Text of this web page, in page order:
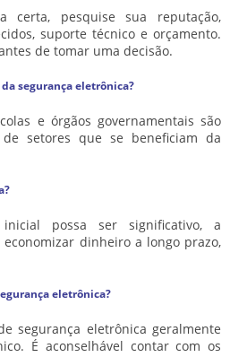
certa, pesquise sua reputação,
suporte técnico e orçamento.
de tomar uma decisão.
segurança eletrônica?
e órgãos governamentais são
setores que se beneficiam da
possa ser significativo, a
dinheiro a longo prazo,
eletrônica?
segurança eletrônica geralmente
É aconselhável contar com os